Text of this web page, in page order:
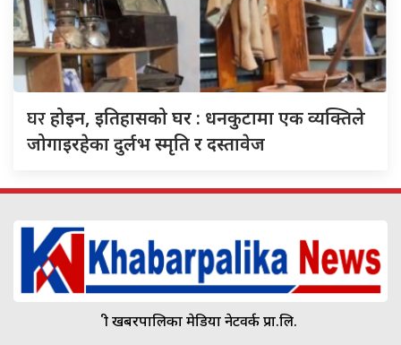
घरहोइन, इतिहासको घर : धनकुटामा एक व्यक्तिले
जोगाइरहेका दुर्लभ स्मृति र दस्तावेज
श्री खबरपालिका मेडिया नेटवर्क प्रा.लि.